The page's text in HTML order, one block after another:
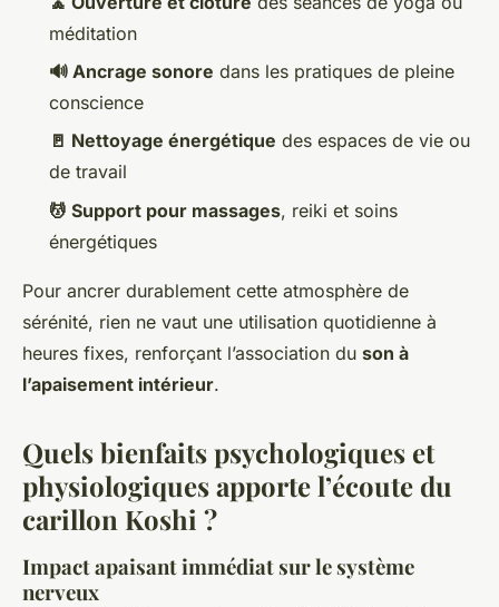
méditation
🔊 Ancrage sonore dans les pratiques de pleine
conscience
🚪 Nettoyage énergétique des espaces de vie ou
de travail
💆 Support pour massages, reiki et soins
énergétiques
Pour ancrer durablement cette atmosphère de
sérénité, rien ne vaut une utilisation quotidienne à
heures fixes, renforçant l’association du son à
l’apaisement intérieur.
Quels bienfaits psychologiques et
physiologiques apporte l’écoute du
carillon Koshi ?
Impact apaisant immédiat sur le système
nerveux